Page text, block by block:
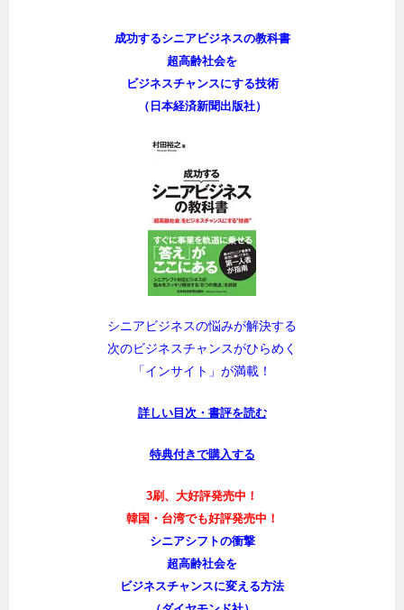
成功するシニアビジネスの教科書
超高齢社会を
ビジネスチャンスにする技術
（日本経済新聞出版社）
シニアビジネスの悩みが解決する
次のビジネスチャンスがひらめく
「インサイト」が満載！
詳しい目次・書評を読む
特典付きで購入する
3刷、大好評発売中！
韓国・台湾でも好評発売中！
シニアシフトの衝撃
超高齢社会を
ビジネスチャンスに変える方法